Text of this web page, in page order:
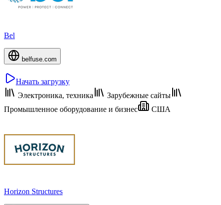
Bel
belfuse.com
Начать загрузку
Электроника, техника
Зарубежные сайты
Промышленное оборудование и бизнес
США
Horizon Structures